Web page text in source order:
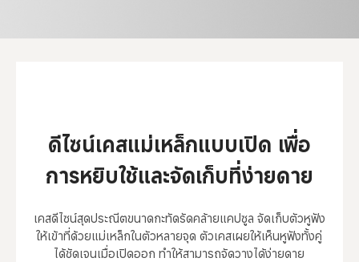
ดีไซน์เคสแม่เหล็กแบบเปิด เพื่อ
การหยิบใช้และจัดเก็บที่ง่ายดาย
เคสดีไซน์สุดประณีตขนาดกะทัดรัดคล้ายแคปซูล จัดเก็บตัวหูฟัง
ให้เข้าที่ด้วยแม่เหล็กในตัวหลายจุด ตัวเคสเผยให้เห็นหูฟังทั้งคู่
ได้ชัดเจนเมื่อเปิดออก ทำให้สามารถจัดวางได้ง่ายดาย